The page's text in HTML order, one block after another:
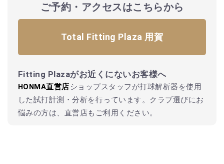
ご予約・アクセスはこちらから
Total Fitting Plaza 用賀
Fitting Plazaがお近くにないお客様へ
HONMA直営店ショップスタッフが打球解析器を使⽤
した試打計測・分析を⾏っています。クラブ選びにお
悩みの⽅は、直営店もご利⽤ください。